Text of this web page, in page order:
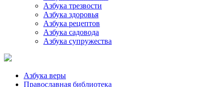
Азбука трезвости
Азбука здоровья
Азбука рецептов
Азбука садовода
Азбука супружества
Азбука веры
Православная библиотека